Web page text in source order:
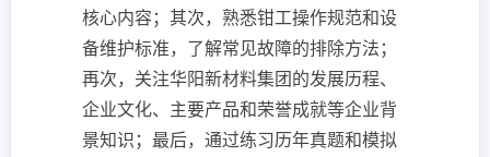
核心内容；其次，熟悉钳工操作规范和设
备维护标准，了解常见故障的排除方法；
再次，关注华阳新材料集团的发展历程、
企业文化、主要产品和荣誉成就等企业背
景知识；最后，通过练习历年真题和模拟